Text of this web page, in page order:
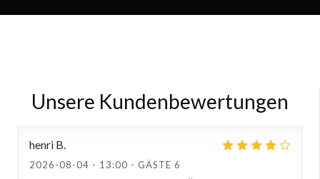
Unsere Kundenbewertungen
henri B
2026-08-04 - 13:00 - GÄSTE 6